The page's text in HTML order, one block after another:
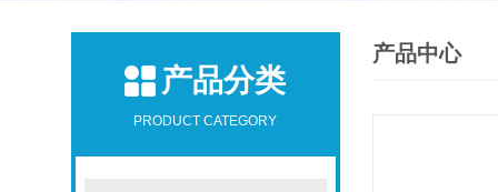
产品分类
PRODUCT CATEGORY
产品中心